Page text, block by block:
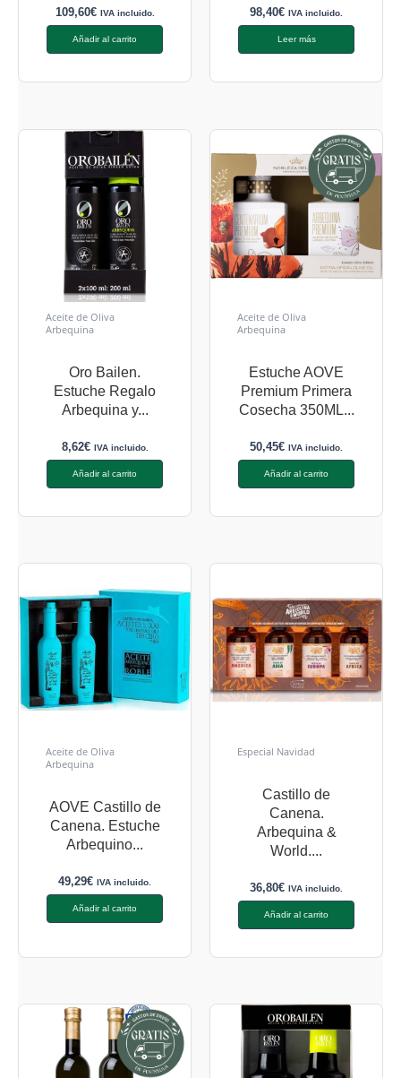
109,60€ IVA incluido.
Añadir al carrito
98,40€ IVA incluido.
Leer más
Aceite de Oliva
Arbequina
Oro Bailen.
Estuche Regalo
Arbequina y...
8,62€ IVA incluido.
Añadir al carrito
Aceite de Oliva
Arbequina
Estuche AOVE
Premium Primera
Cosecha 350ML...
50,45€ IVA incluido.
Añadir al carrito
Aceite de Oliva
Arbequina
AOVE Castillo de
Canena. Estuche
Arbequino...
49,29€ IVA incluido.
Añadir al carrito
Especial Navidad
Castillo de
Canena.
Arbequina &
World....
36,80€ IVA incluido.
Añadir al carrito